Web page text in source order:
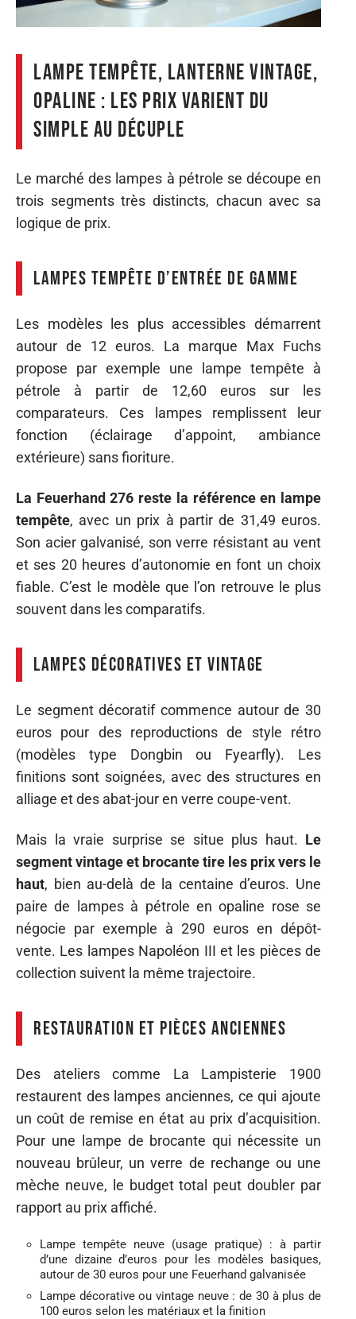
Lampe tempête, lanterne vintage,
opaline : les prix varient du
simple au décuple
Le marché des lampes à pétrole se découpe en
trois segments très distincts, chacun avec sa
logique de prix.
Lampes tempête d’entrée de gamme
Les modèles les plus accessibles démarrent
autour de 12 euros. La marque Max Fuchs
propose par exemple une lampe tempête à
pétrole à partir de 12,60 euros sur les
comparateurs. Ces lampes remplissent leur
fonction (éclairage d’appoint, ambiance
extérieure) sans fioriture.
La Feuerhand 276 reste la référence en lampe
tempête, avec un prix à partir de 31,49 euros.
Son acier galvanisé, son verre résistant au vent
et ses 20 heures d’autonomie en font un choix
fiable. C’est le modèle que l’on retrouve le plus
souvent dans les comparatifs.
Lampes décoratives et vintage
Le segment décoratif commence autour de 30
euros pour des reproductions de style rétro
(modèles type Dongbin ou Fyearfly). Les
finitions sont soignées, avec des structures en
alliage et des abat-jour en verre coupe-vent.
Mais la vraie surprise se situe plus haut. Le
segment vintage et brocante tire les prix vers le
haut, bien au-delà de la centaine d’euros. Une
paire de lampes à pétrole en opaline rose se
négocie par exemple à 290 euros en dépôt-
vente. Les lampes Napoléon III et les pièces de
collection suivent la même trajectoire.
Restauration et pièces anciennes
Des ateliers comme La Lampisterie 1900
restaurent des lampes anciennes, ce qui ajoute
un coût de remise en état au prix d’acquisition.
Pour une lampe de brocante qui nécessite un
nouveau brûleur, un verre de rechange ou une
mèche neuve, le budget total peut doubler par
rapport au prix affiché.
Lampe tempête neuve (usage pratique) : à partir
d’une dizaine d’euros pour les modèles basiques,
autour de 30 euros pour une Feuerhand galvanisée
Lampe décorative ou vintage neuve : de 30 à plus de
100 euros selon les matériaux et la finition